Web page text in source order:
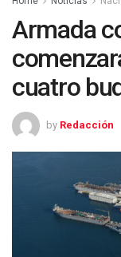
Armada
cuatro
by Redacción